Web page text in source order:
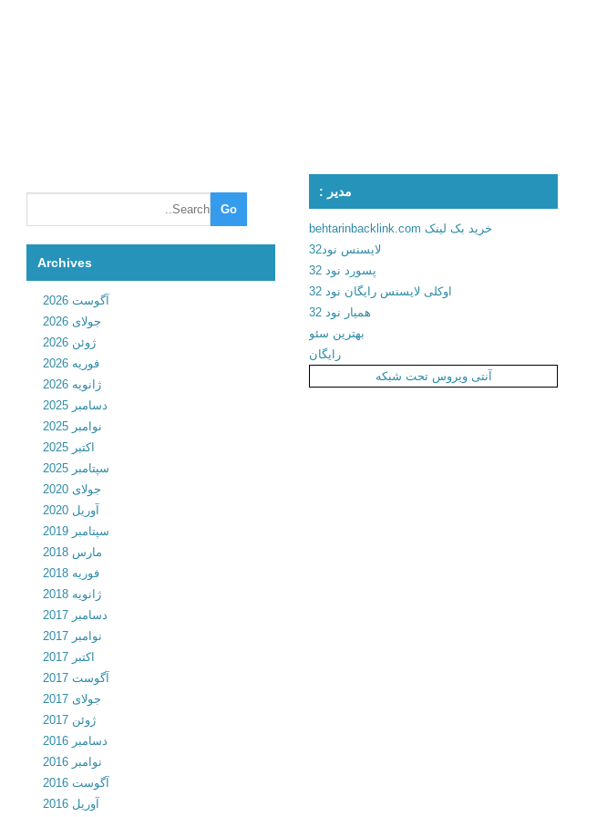
Archives
آگوست 2026
جولای 2026
ژوئن 2026
فوریه 2026
ژانویه 2026
دسامبر 2025
نوامبر 2025
اکتبر 2025
سپتامبر 2025
جولای 2020
آوریل 2020
سپتامبر 2019
مارس 2018
فوریه 2018
ژانویه 2018
دسامبر 2017
نوامبر 2017
اکتبر 2017
آگوست 2017
جولای 2017
ژوئن 2017
دسامبر 2016
نوامبر 2016
آگوست 2016
آوریل 2016
مدیر :
خرید بک لینک behtarinbacklink.com
لایسنس نود32
پسورد نود 32
اوکلی لایسنس رایگان نود 32
همیار نود 32
بهترین سئو
رایگان
آنتی ویروس تحت شبکه